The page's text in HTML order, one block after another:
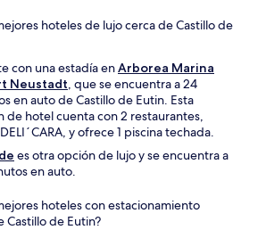
hoteles de lujo cerca de Castillo de
con una estadía enArborea Marina
Neustadt, que se encuentra a 24
en auto de Castillo de Eutin. Esta
de hotel cuenta con 2 restaurantes,
y ofrece 1 piscina techada.
es otra opción de lujo y se encuentra a
en auto.
hoteles con estacionamiento
de Eutin?